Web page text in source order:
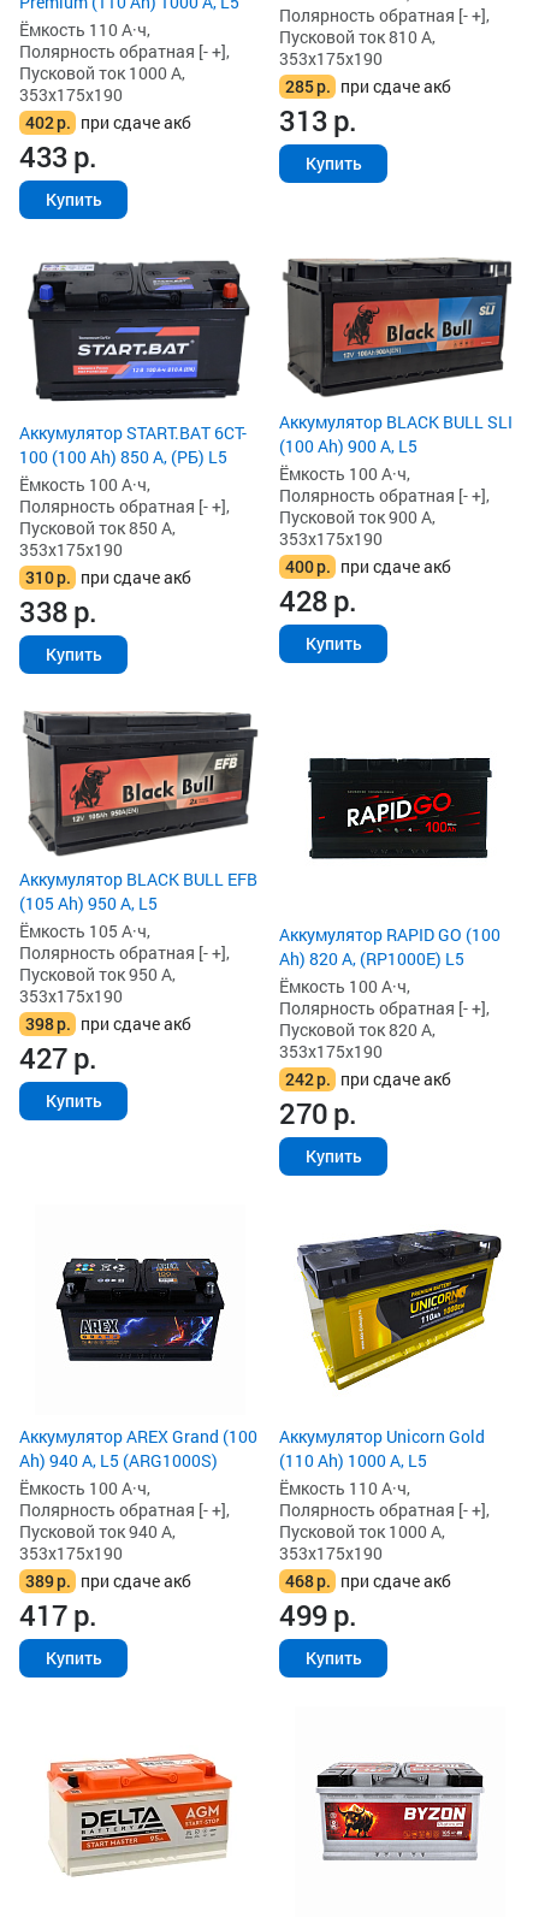
Ёмкость 110 А·ч,
Полярность обратная [- +],
Пусковой ток 1000 А,
353x175x190
402р. при сдаче акб
433р.
Купить
Полярность обратная [- +],
Пусковой ток 810 А,
353x175x190
285р. при сдаче акб
313р.
Купить
Аккумулятор START.BAT 6CT-
100 (100 Ah) 850 А, (РБ) L5
Ёмкость 100 А·ч,
Полярность обратная [- +],
Пусковой ток 850 А,
353x175x190
310р. при сдаче акб
338р.
Купить
Аккумулятор BLACK BULL SLI
(100 Ah) 900 А, L5
Ёмкость 100 А·ч,
Полярность обратная [- +],
Пусковой ток 900 А,
353x175x190
400р. при сдаче акб
428р.
Купить
Аккумулятор BLACK BULL EFB
(105 Ah) 950 А, L5
Ёмкость 105 А·ч,
Полярность обратная [- +],
Пусковой ток 950 А,
353x175x190
398р. при сдаче акб
427р.
Купить
Аккумулятор RAPID GO (100
Ah) 820 А, (RP1000E) L5
Ёмкость 100 А·ч,
Полярность обратная [- +],
Пусковой ток 820 А,
353x175x190
242р. при сдаче акб
270р.
Купить
Аккумулятор AREX Grand (100
Ah) 940 А, L5 (ARG1000S)
Ёмкость 100 А·ч,
Полярность обратная [- +],
Пусковой ток 940 А,
353x175x190
389р. при сдаче акб
417р.
Купить
Аккумулятор Unicorn Gold
(110 Ah) 1000 А, L5
Ёмкость 110 А·ч,
Полярность обратная [- +],
Пусковой ток 1000 А,
353x175x190
468р. при сдаче акб
499р.
Купить